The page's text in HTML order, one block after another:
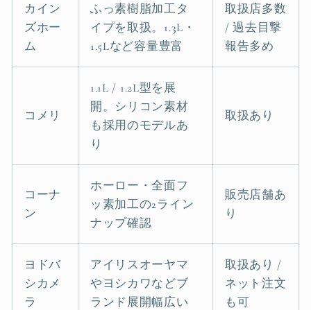
カイン
ズホー
ム
ふっ素樹脂加工タ
イプを取扱。1.3L・
1.5Lなど容量豊富
取扱店多数
/ 過去目撃
報告多め
コメリ
1.1L / 1.2L型を展
開。シリコン素材
も採用のモデルあ
り
取扱あり
コーナ
ン
ホーロー・全面フ
ッ素加工の2ライン
ナップ確認
販売店舗あ
り
ヨドバ
シカメ
ラ
アイリスオーヤマ
やヨシカワなどブ
ランド展開幅広い
取扱あり /
ネット注文
も可